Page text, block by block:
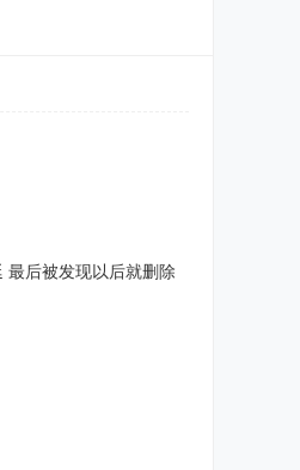
最后被发现以后就删除